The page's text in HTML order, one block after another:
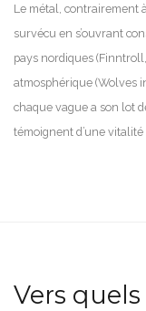
Le métal, contrairement
survécu en s’ouvrant
pays nordiques
atmosphérique (Wolves
chaque vague a son lot
témoignent d’une vitalité
Vers